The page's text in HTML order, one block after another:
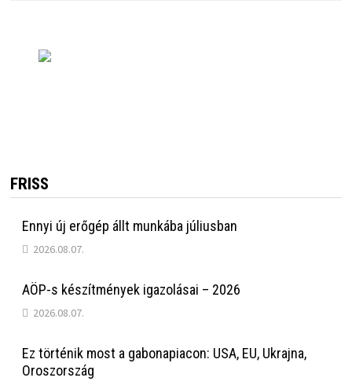
FRISS
Ennyi új erőgép állt munkába júliusban
2026.08.07.
AÖP-s készítmények igazolásai – 2026
2026.08.07.
Ez történik most a gabonapiacon: USA, EU, Ukrajna,
Oroszország